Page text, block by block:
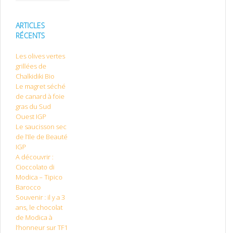
ARTICLES
RÉCENTS
Les olives vertes
grillées de
Chalkidiki Bio
Le magret séché
de canard à foie
gras du Sud
Ouest IGP
Le saucisson sec
de l’Ile de Beauté
IGP
A découvrir :
Cioccolato di
Modica – Tipico
Barocco
Souvenir : il y a 3
ans, le chocolat
de Modica à
l’honneur sur TF1